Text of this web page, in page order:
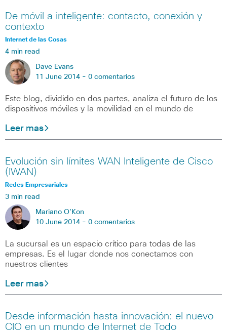
De móvil a inteligente: contacto, conexión y
contexto
Internet de las Cosas
4 min read
Dave Evans
11 June 2014 - 0 comentarios
Este blog, dividido en dos partes, analiza el futuro de los
dispositivos móviles y la movilidad en el mundo de
Leer mas
Evolución sin límites WAN Inteligente de Cisco
(IWAN)
Redes Empresariales
3 min read
Mariano O'Kon
10 June 2014 - 0 comentarios
La sucursal es un espacio crítico para todas de las
empresas. Es el lugar donde nos conectamos con
nuestros clientes
Leer mas
Desde información hasta innovación: el nuevo
CIO en un mundo de Internet de Todo